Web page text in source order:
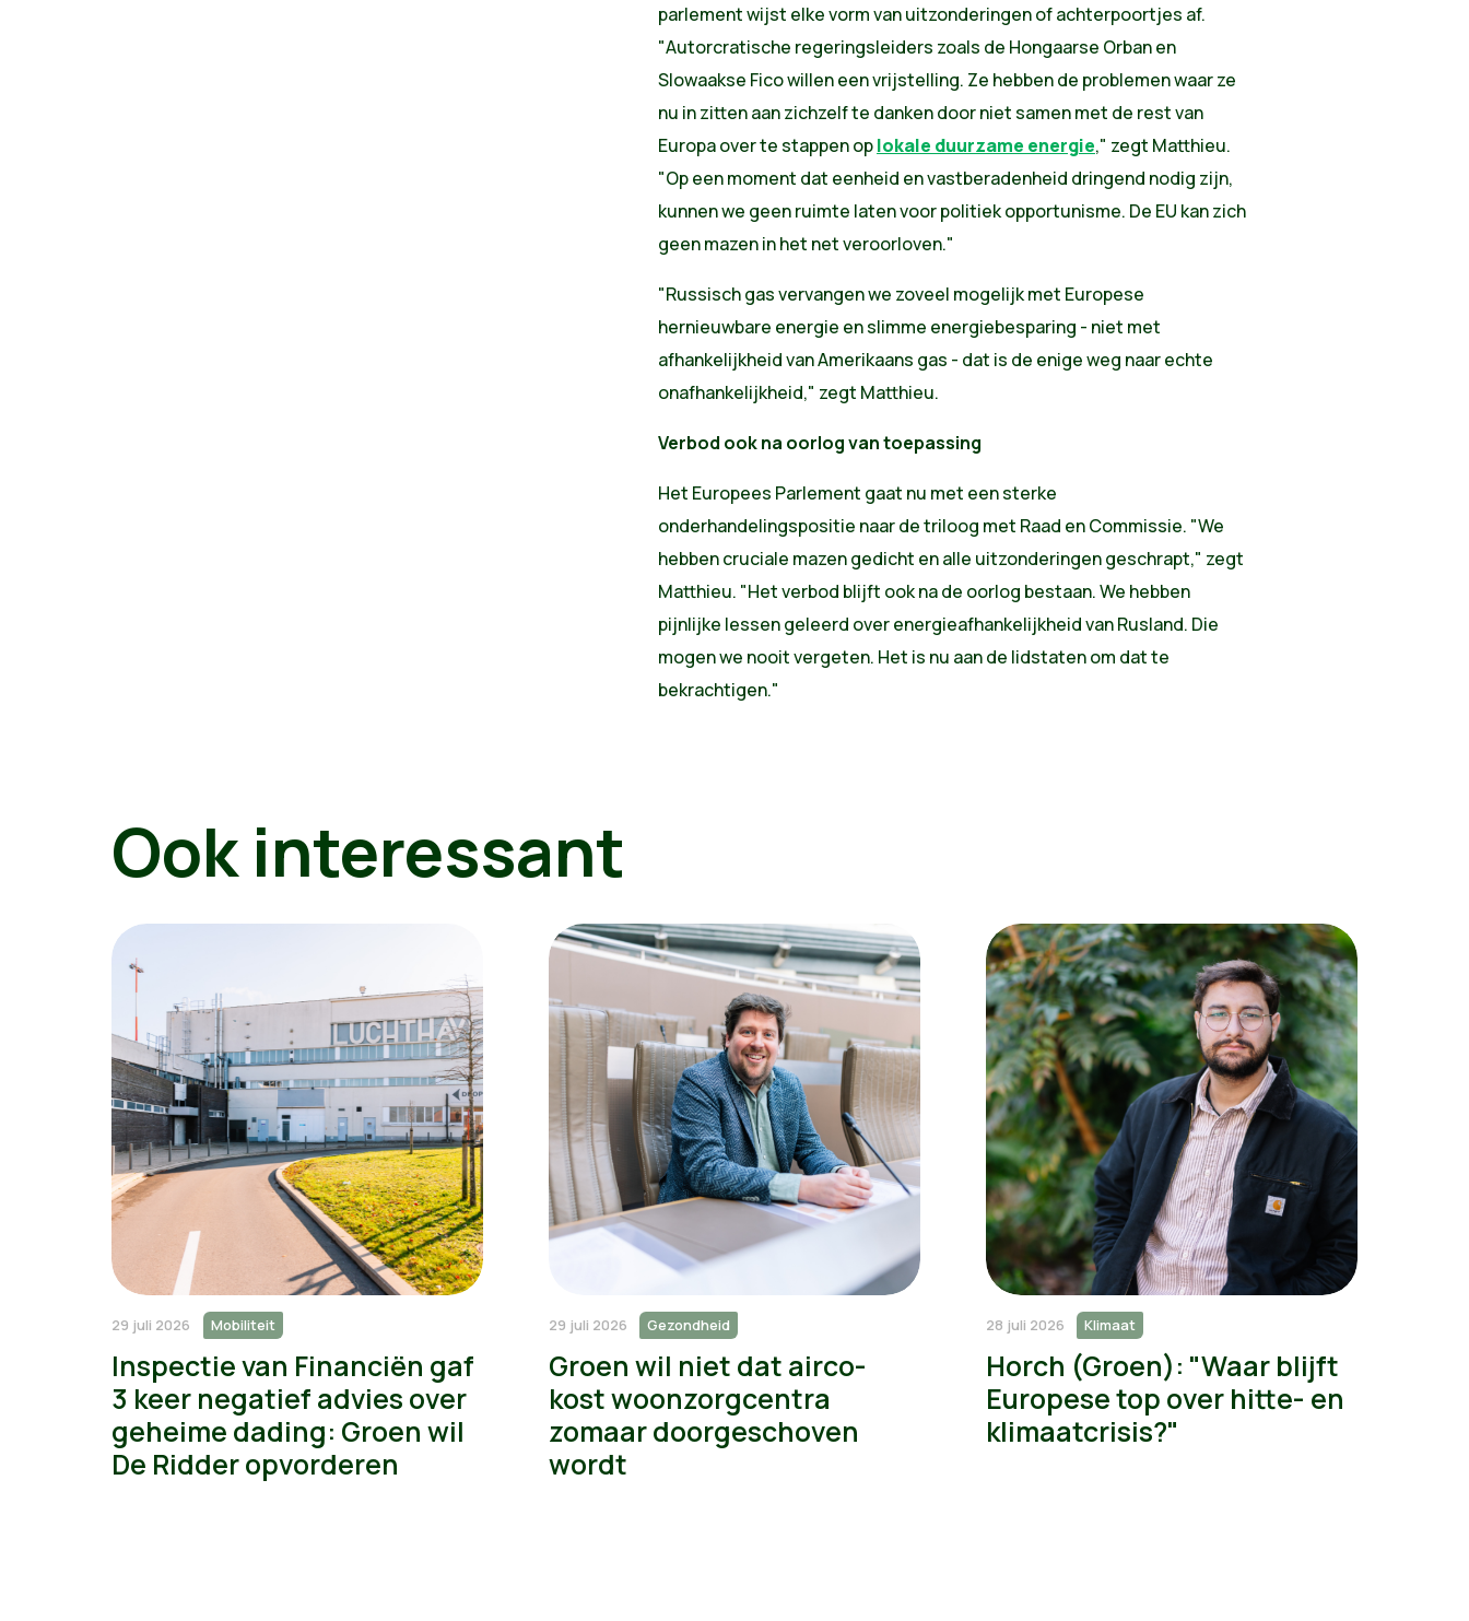
parlement wijst elke vorm van uitzonderingen of achterpoortjes af.
"Autorcratische regeringsleiders zoals de Hongaarse Orban en
Slowaakse Fico willen een vrijstelling. Ze hebben de problemen waar ze
nu in zitten aan zichzelf te danken door niet samen met de rest van
Europa over te stappen oplokale duurzame energie," zegt Matthieu.
"Op een moment dat eenheid en vastberadenheid dringend nodig zijn,
kunnen we geen ruimte laten voor politiek opportunisme. De EU kan zich
geen mazen in het net veroorloven."
"Russisch gas vervangen we zoveel mogelijk met Europese
hernieuwbare energie en slimme energiebesparing - niet met
afhankelijkheid van Amerikaans gas - dat is de enige weg naar echte
onafhankelijkheid," zegt Matthieu.
Verbod ook na oorlog van toepassing
Het Europees Parlement gaat nu met een sterke
onderhandelingspositie naar de triloog met Raad en Commissie. "We
hebben cruciale mazen gedicht en alle uitzonderingen geschrapt," zegt
Matthieu. "Het verbod blijft ook na de oorlog bestaan. We hebben
pijnlijke lessen geleerd over energieafhankelijkheid van Rusland. Die
mogen we nooit vergeten. Het is nu aan de lidstaten om dat te
bekrachtigen."
Ook interessant
29 juli 2026 Mobiliteit
Inspectie van Financiën gaf
3 keer negatief advies over
geheime dading: Groen wil
De Ridder opvorderen
29 juli 2026 Gezondheid
Groen wil niet dat airco-
kost woonzorgcentra
zomaar doorgeschoven
wordt
28 juli 2026 Klimaat
Horch (Groen): "Waar blijft
Europese top over hitte- en
klimaatcrisis?"